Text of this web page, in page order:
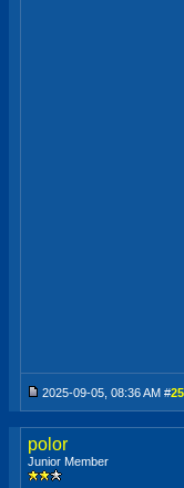
2025-09-05, 08:36 AM #25
polor
Junior Member